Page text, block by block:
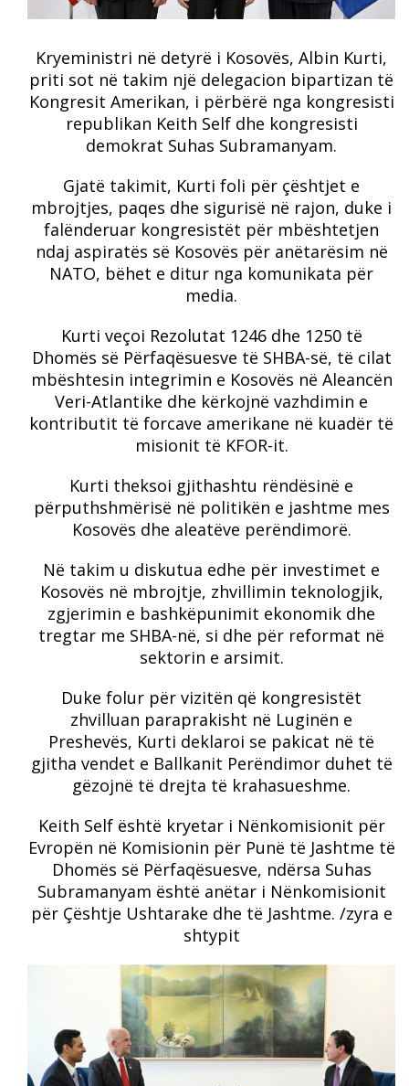
Kryeministri në detyrë i Kosovës, Albin Kurti,
priti sot në takim një delegacion bipartizan të
Kongresit Amerikan, i përbërë nga kongresisti
republikan Keith Self dhe kongresisti
demokrat Suhas Subramanyam.
Gjatë takimit, Kurti foli për çështjet e
mbrojtjes, paqes dhe sigurisë në rajon, duke i
falënderuar kongresistët për mbështetjen
ndaj aspiratës së Kosovës për anëtarësim në
NATO, bëhet e ditur nga komunikata për
media.
Kurti veçoi Rezolutat 1246 dhe 1250 të
Dhomës së Përfaqësuesve të SHBA-së, të cilat
mbështesin integrimin e Kosovës në Aleancën
Veri-Atlantike dhe kërkojnë vazhdimin e
kontributit të forcave amerikane në kuadër të
misionit të KFOR-it.
Kurti theksoi gjithashtu rëndësinë e
përputhshmërisë në politikën e jashtme mes
Kosovës dhe aleatëve perëndimorë.
Në takim u diskutua edhe për investimet e
Kosovës në mbrojtje, zhvillimin teknologjik,
zgjerimin e bashkëpunimit ekonomik dhe
tregtar me SHBA-në, si dhe për reformat në
sektorin e arsimit.
Duke folur për vizitën që kongresistët
zhvilluan paraprakisht në Luginën e
Preshevës, Kurti deklaroi se pakicat në të
gjitha vendet e Ballkanit Perëndimor duhet të
gëzojnë të drejta të krahasueshme.
Keith Self është kryetar i Nënkomisionit për
Evropën në Komisionin për Punë të Jashtme të
Dhomës së Përfaqësuesve, ndërsa Suhas
Subramanyam është anëtar i Nënkomisionit
për Çështje Ushtarake dhe të Jashtme. /zyra e
shtypit